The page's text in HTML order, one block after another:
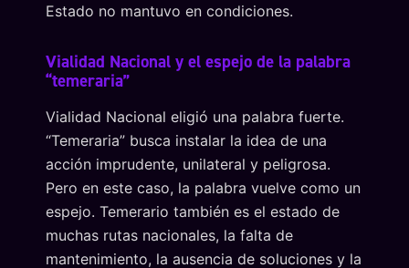
Estado no mantuvo en condiciones.
Vialidad Nacional y el espejo de la palabra
“temeraria”
Vialidad Nacional eligió una palabra fuerte.
“Temeraria” busca instalar la idea de una
acción imprudente, unilateral y peligrosa.
Pero en este caso, la palabra vuelve como un
espejo. Temerario también es el estado de
muchas rutas nacionales, la falta de
mantenimiento, la ausencia de soluciones y la